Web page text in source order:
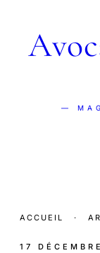
—
ACCUEIL ·
17